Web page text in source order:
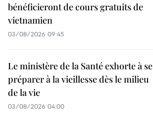
bénéficieront de cours gratuits de
vietnamien
03/08/2026 09:45
Le ministère de la Santé exhorte à se
préparer à la vieillesse dès le milieu
de la vie
03/08/2026 04:00